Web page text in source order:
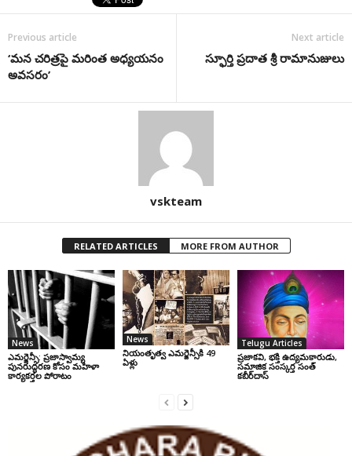
Previous article
‘మ‌న చ‌రిత్ర‌పై మ‌రింత అధ్య‌య‌నం
అవ‌స‌రం’
Next article
స్ఫూర్తి ప్రదాత శ్రీ రామానుజులు
vskteam
RELATED ARTICLES MORE FROM AUTHOR
News
ఎమర్జెన్సీ: ప్రజాస్వామ్య
పునరుద్ధరణ కోసం మహిళా
కార్యకర్తల పోరాటం
News
నియంతృత్వ ఎమర్జెన్సీకి 49
ఏళ్లు
Telugu Articles
ప్రజాకవి, భక్తి ఉద్యమకారుడు,
సమాజిక సంస్కర్త సంత్‌
కబీర్‌దాస్‌